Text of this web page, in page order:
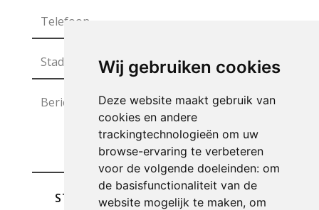
Wij gebruiken cookies
Deze website maakt gebruik van
cookies en andere
trackingtechnologieën om uw
browse-ervaring te verbeteren
voor de volgende doeleinden: om
de basisfunctionaliteit van de
website mogelijk te maken, om
STUREN